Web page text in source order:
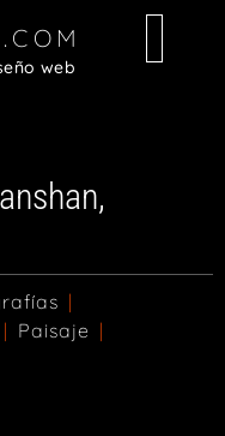
web
|
| Paisaje |